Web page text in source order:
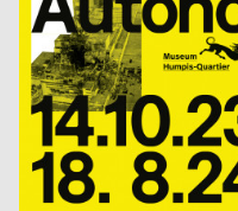
Beck Janice
Am I?
Reichert Max
Yoga Kurs Komma